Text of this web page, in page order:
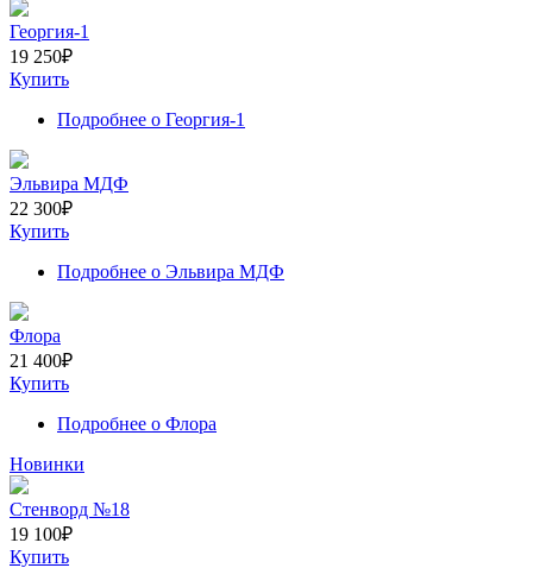
Георгия-1
19 250₽
Купить
Подробнее о Георгия-1
Эльвира МДФ
22 300₽
Купить
Подробнее о Эльвира МДФ
Флора
21 400₽
Купить
Подробнее о Флора
Новинки
Стенворд №18
19 100₽
Купить